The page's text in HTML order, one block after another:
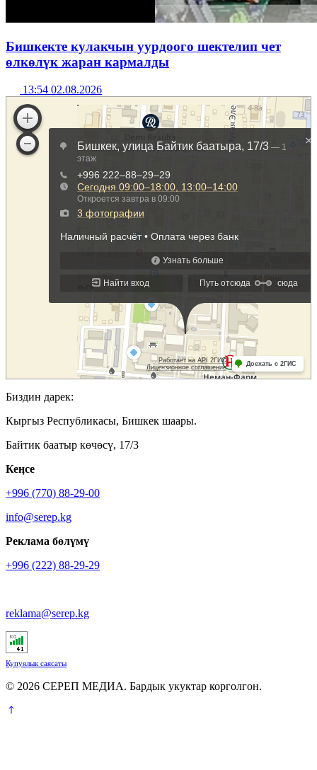
Бишкекте кулакчын уурдоого шектелип чет
өлкөлүк жаран кармалды
13:54 02.08.2026
Биздин дарек:
Кыргыз Республикасы, Бишкек шаары.
Байтик баатыр көчөсү, 17/3
Кеӊсе
+996 (770) 88-29-00
info@serep.kg
Реклама бөлүмү
+996 (222) 88-29-29
reklama@serep.kg
Купуялык саясаты
© 2026 СЕРЕП МЕДИА. Бардык укуктар корголгон.